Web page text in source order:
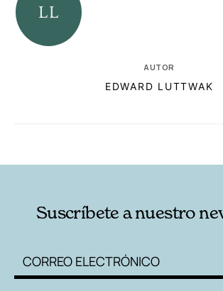
AUTOR
EDWARD LUTTWAK
Suscríbete a nuestro